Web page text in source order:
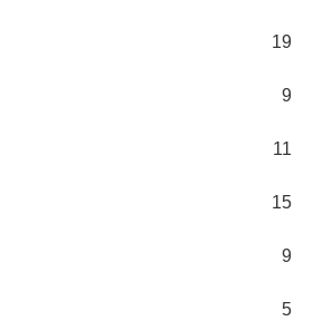
19
9
11
15
9
5